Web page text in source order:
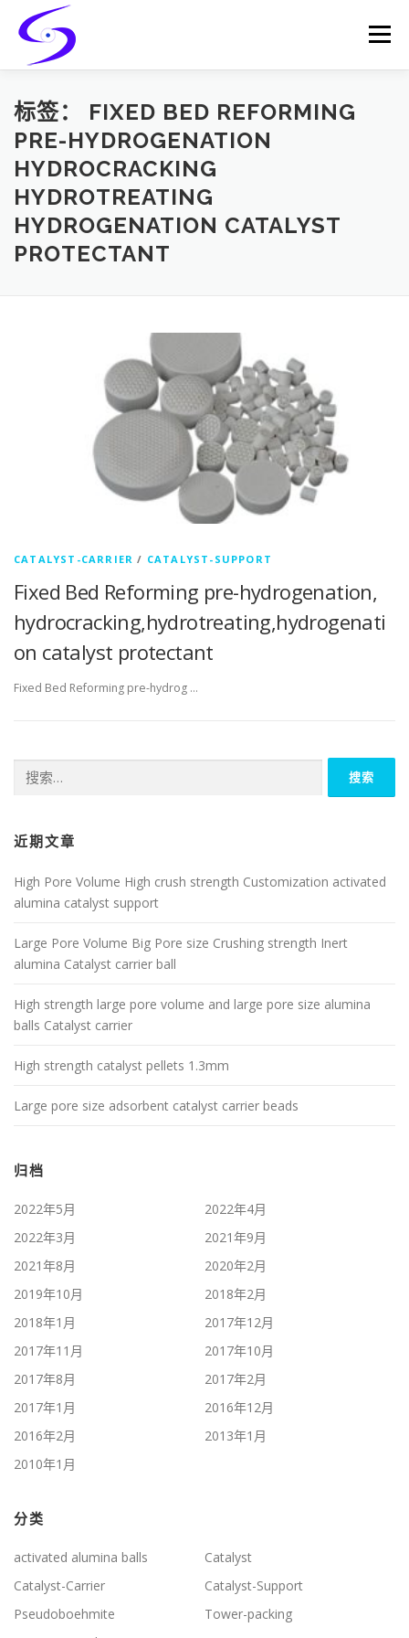
content
Menu
HOME PRODUCTS CATALYST-CARRIER
CATALYST-SUPPORT SERVICES
标签： FIXED BED REFORMING
PRE-HYDROGENATION
HYDROCRACKING
HYDROTREATING
HYDROGENATION CATALYST
PROTECTANT
CATALYST-CARRIER / CATALYST-SUPPORT
Fixed Bed Reforming pre-hydrogenation,
hydrocracking,hydrotreating,hydrogenati
on catalyst protectant
Fixed Bed Reforming pre-hydrog …
索：
近期文章
High Pore Volume High crush strength Customization activated
alumina catalyst support
Large Pore Volume Big Pore size Crushing strength Inert
alumina Catalyst carrier ball
High strength large pore volume and large pore size alumina
balls Catalyst carrier
High strength catalyst pellets 1.3mm
Large pore size adsorbent catalyst carrier beads
归档
2022年5月
2022年4月
2022年3月
2021年9月
2021年8月
2020年2月
2019年10月
2018年2月
2018年1月
2017年12月
2017年11月
2017年10月
2017年8月
2017年2月
2017年1月
2016年12月
2016年2月
2013年1月
2010年1月
分类
activated alumina balls
Catalyst
Catalyst-Carrier
Catalyst-Support
Pseudoboehmite
Tower-packing